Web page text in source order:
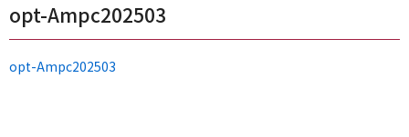
診療科・部門のご案内
opt-Ampc202503
opt-Ampc202503